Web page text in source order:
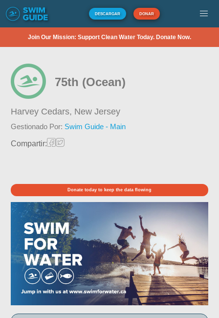
DESCARGAR DONAR
Join Our Mission: Support Clean Water Today. Donate Now.
75th (Ocean)
Harvey Cedars, New Jersey
Gestionado Por: Swim Guide - Main
Compartir:
Donate today to keep the data flowing